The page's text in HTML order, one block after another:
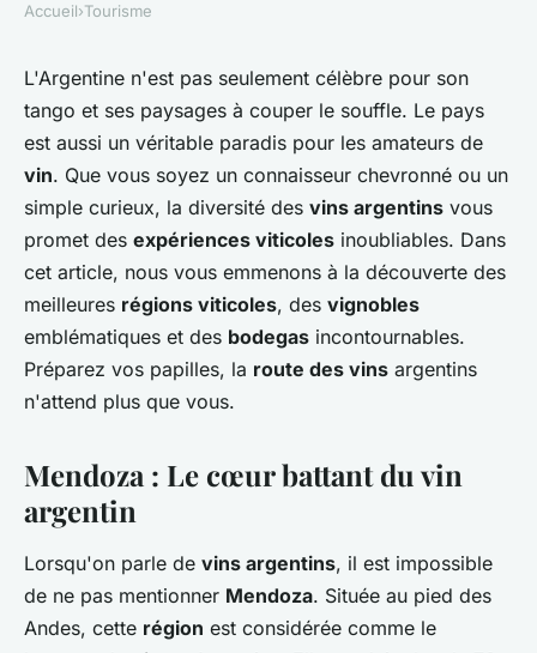
Où trouver les meilleures
expériences de dégustation de
vin en Argentine?
Noham •10 juillet 2024•7 min de lecture
Accueil›Tourisme
L'Argentine n'est pas seulement célèbre pour son
tango et ses paysages à couper le souffle. Le pays
est aussi un véritable paradis pour les amateurs de
vin. Que vous soyez un connaisseur chevronné ou un
simple curieux, la diversité des vins argentins vous
promet des expériences viticoles inoubliables. Dans
cet article, nous vous emmenons à la découverte des
meilleures régions viticoles, des vignobles
emblématiques et des bodegas incontournables.
Préparez vos papilles, la route des vins argentins
n'attend plus que vous.
Mendoza : Le cœur battant du vin
argentin
Lorsqu'on parle de vins argentins, il est impossible
de ne pas mentionner Mendoza. Située au pied des
Andes, cette région est considérée comme le